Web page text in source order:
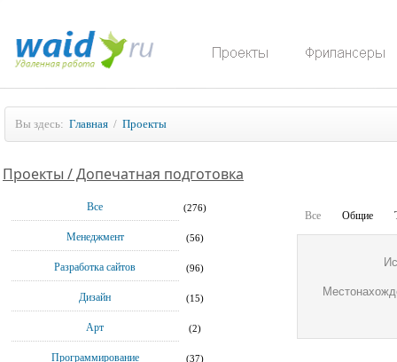
Вы здесь: Главная / Проекты
Проекты / Допечатная подготовка
Все (276)
Менеджмент (56)
Разработка сайтов (96)
Дизайн (15)
Арт (2)
Программирование (37)
Все Общие